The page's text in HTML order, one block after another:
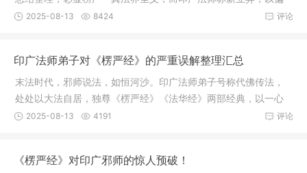
概全，倡
评论
2025-08-13 8424
印广法师弟子对《楞严经》的严重误解整理汇总
末法时代，邪师说法，如恒河沙。印广法师弟子号称代佛传法，
处处以大法自居，独尊《楞严经》《法华经》两部经典，以一心
三藏一念
评论
2025-08-13 4191
《楞严经》对印广邪师的惊人预破！